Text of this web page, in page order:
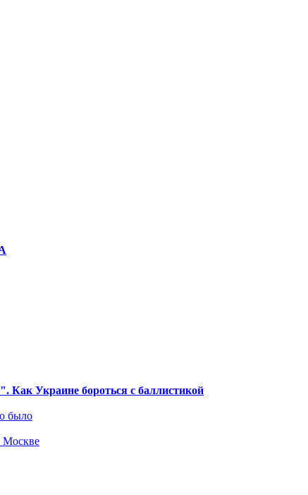
Как Украине бороться с баллистикой
было
Москве